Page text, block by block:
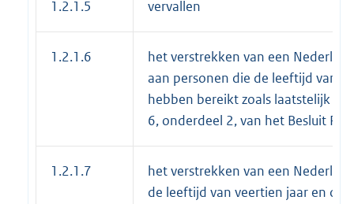
1.2.1.5 vervallen
1.2.1.6
het verstrekken van een
aan personen die de leeftijd van
hebben bereikt zoals laatstelijk is
6, onderdeel 2, van het Besluit
1.2.1.7
het verstrekken van een
de leeftijd van veertien jaar en